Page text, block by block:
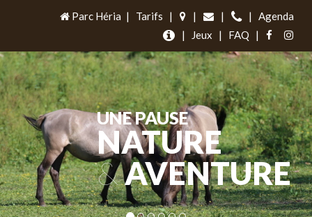
Parc Héria | Tarifs | | | |
Agenda
|
Jeux | FAQ |
UNE PAUSE
NATURE
&AVENTURE